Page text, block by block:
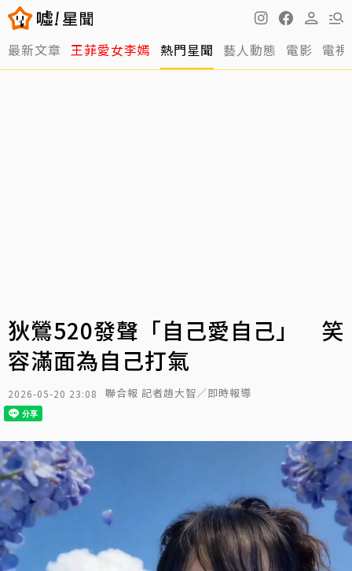
最新文章 王菲愛女李嫣 熱門星聞 藝人動態 電影 電視
狄鶯520發聲「自己愛自己」 笑
容滿面為自己打氣
2026-05-20 23:08 聯合報 記者趙大智／即時報導